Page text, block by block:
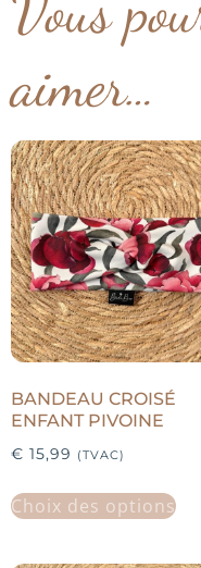
aimer…
BANDEAU CROISÉ
ENFANT PIVOINE
€ 15,99 (TVAC)
Choix des options